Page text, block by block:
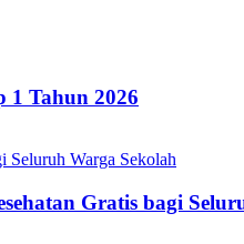
1 Tahun 2026
Gratis bagi